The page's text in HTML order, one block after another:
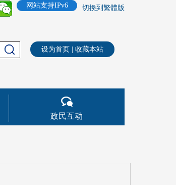
切換到繁體版
网站支持IPv6
设为首页 收藏本站
政民互动